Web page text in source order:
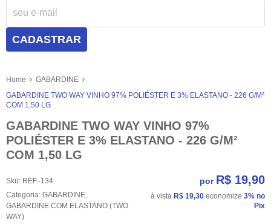
CADASTRAR
Home
GABARDINE
GABARDINE TWO WAY VINHO 97% POLIÉSTER E 3% ELASTANO - 226 G/M²
COM 1,50 LG
GABARDINE TWO WAY VINHO 97%
POLIÉSTER E 3% ELASTANO - 226 G/M²
COM 1,50 LG
Sku: REF.-134
Categoria: GABARDINE,
GABARDINE COM ELASTANO (TWO
WAY)
por R$ 19,90
à vista R$ 19,30 economize 3% no
Pix